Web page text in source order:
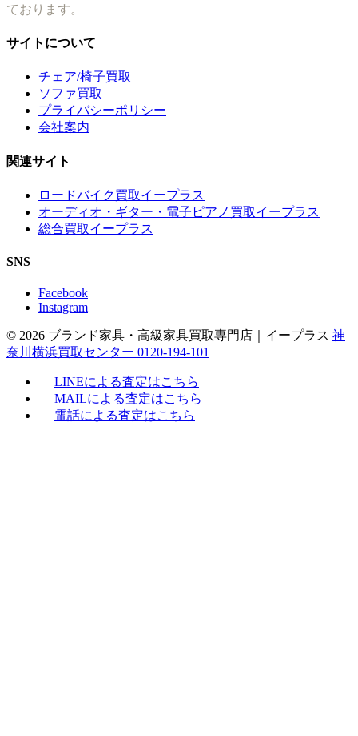
ております。
サイトについて
チェア/椅子買取
ソファ買取
プライバシーポリシー
会社案内
関連サイト
ロードバイク買取イープラス
オーディオ・ギター・電子ピアノ買取イープラス
総合買取イープラス
SNS
Facebook
Instagram
© 2026 ブランド家具・高級家具買取専門店｜イープラス 神
奈川横浜買取センター 0120-194-101
LINEによる査定はこちら
MAILによる査定はこちら
電話による査定はこちら